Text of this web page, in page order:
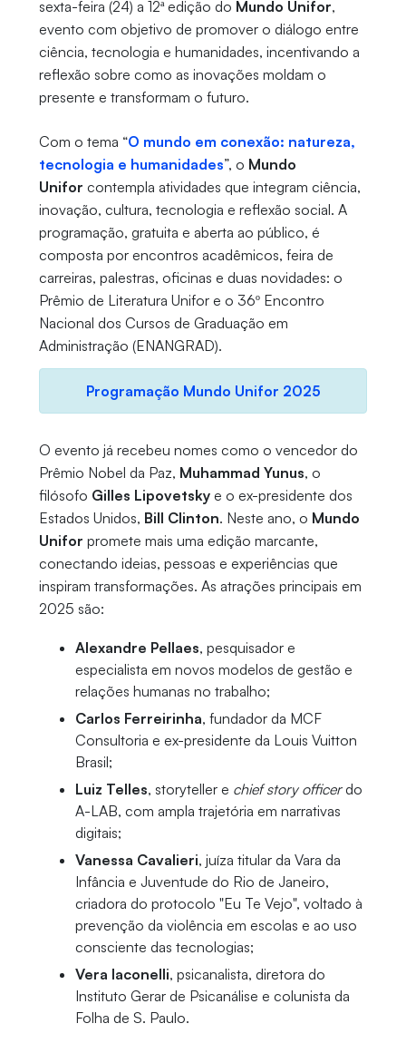
sexta-feira (24) a 12ª edição do Mundo Unifor,
evento com objetivo de promover o diálogo entre
ciência, tecnologia e humanidades, incentivando a
reflexão sobre como as inovações moldam o
presente e transformam o futuro.
Com o tema “O mundo em conexão: natureza,
tecnologia e humanidades”, o Mundo
Unifor contempla atividades que integram ciência,
inovação, cultura, tecnologia e reflexão social. A
programação, gratuita e aberta ao público, é
composta por encontros acadêmicos, feira de
carreiras, palestras, oficinas e duas novidades: o
Prêmio de Literatura Unifor e o 36º Encontro
Nacional dos Cursos de Graduação em
Administração (ENANGRAD).
Programação Mundo Unifor 2025
O evento já recebeu nomes como o vencedor do
Prêmio Nobel da Paz, Muhammad Yunus, o
filósofo Gilles Lipovetskye o ex-presidente dos
Estados Unidos, Bill Clinton. Neste ano, o Mundo
Unifor promete mais uma edição marcante,
conectando ideias, pessoas e experiências que
inspiram transformações. As atrações principais em
2025 são:
Alexandre Pellaes, pesquisador e
especialista em novos modelos de gestão e
relações humanas no trabalho;
Carlos Ferreirinha, fundador da MCF
Consultoria e ex-presidente da Louis Vuitton
Brasil;
Luiz Telles, storyteller e chief story officerdo
A-LAB, com ampla trajetória em narrativas
digitais;
Vanessa Cavalieri, juíza titular da Vara da
Infância e Juventude do Rio de Janeiro,
criadora do protocolo "Eu Te Vejo", voltado à
prevenção da violência em escolas e ao uso
consciente das tecnologias;
Vera Iaconelli, psicanalista, diretora do
Instituto Gerar de Psicanálise e colunista da
Folha de S. Paulo.